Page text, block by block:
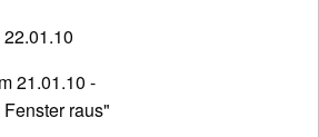
21.01.10 -
raus"